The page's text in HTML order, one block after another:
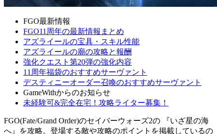
FGO最新情報
FGO11周年の最新情報まとめ
アズライールの宝具・スキル性能
アズライールの廟の攻略と報酬
強化クエスト第20弾の強化内容
11周年福袋のおすすめサーヴァント
デスティニーオーダー召喚のおすすめサーヴァント
GameWithからのお知らせ
未経験可&完全在宅！攻略ライター募集！
FGO(Fate/Grand Order)のセイバーウォーズ2の 『いざ星の海
へ』を攻略。登場する敵や攻略のポイントを掲載しているの